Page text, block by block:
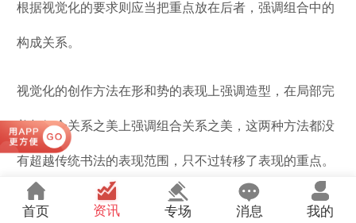
根据视觉化的要求则应当把重点放在后者，强调组合中的
构成关系。
视觉化的创作方法在形和势的表现上强调造型，在局部完
美与组合关系之美上强调组合关系之美，这两种方法都没
有超越传统书法的表现范围，只不过转移了表现的重点。
正因为如此，使许多囿于传统书法的人一下子不习惯和不
首页 资讯 专场 消息 我的